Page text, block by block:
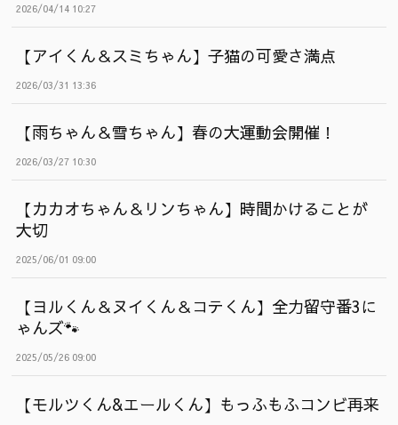
2026/04/14 10:27
【アイくん＆スミちゃん】子猫の可愛さ満点
2026/03/31 13:36
【雨ちゃん＆雪ちゃん】春の大運動会開催！
2026/03/27 10:30
【カカオちゃん＆リンちゃん】時間かけることが
大切
2025/06/01 09:00
【ヨルくん＆ヌイくん＆コテくん】全力留守番3に
ゃんズ🐾
2025/05/26 09:00
【モルツくん&エールくん】もっふもふコンビ再来